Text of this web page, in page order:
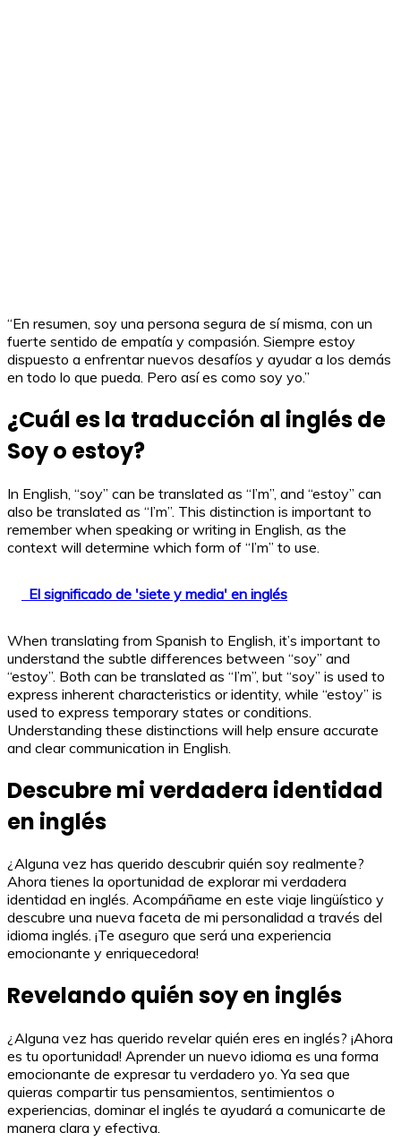
“En resumen, soy una persona segura de sí misma, con un
fuerte sentido de empatía y compasión. Siempre estoy
dispuesto a enfrentar nuevos desafíos y ayudar a los demás
en todo lo que pueda. Pero así es como soy yo.”
¿Cuál es la traducción al inglés de
Soy o estoy?
In English, “soy” can be translated as “I’m”, and “estoy” can
also be translated as “I’m”. This distinction is important to
remember when speaking or writing in English, as the
context will determine which form of “I’m” to use.
El significado de 'siete y media' en inglés
When translating from Spanish to English, it’s important to
understand the subtle differences between “soy” and
“estoy”. Both can be translated as “I’m”, but “soy” is used to
express inherent characteristics or identity, while “estoy” is
used to express temporary states or conditions.
Understanding these distinctions will help ensure accurate
and clear communication in English.
Descubre mi verdadera identidad
en inglés
¿Alguna vez has querido descubrir quién soy realmente?
Ahora tienes la oportunidad de explorar mi verdadera
identidad en inglés. Acompáñame en este viaje lingüístico y
descubre una nueva faceta de mi personalidad a través del
idioma inglés. ¡Te aseguro que será una experiencia
emocionante y enriquecedora!
Revelando quién soy en inglés
¿Alguna vez has querido revelar quién eres en inglés? ¡Ahora
es tu oportunidad! Aprender un nuevo idioma es una forma
emocionante de expresar tu verdadero yo. Ya sea que
quieras compartir tus pensamientos, sentimientos o
experiencias, dominar el inglés te ayudará a comunicarte de
manera clara y efectiva.